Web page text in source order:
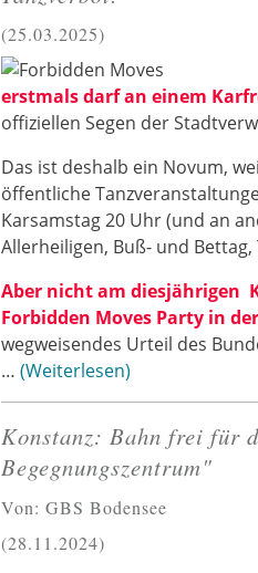
25.03.2025
erstmals darf an einem
offiziellen Segen der
Das ist deshalb ein Novum,
öffentliche
Karsamstag 20 Uhr (und an
Allerheiligen, Buß- und
Aber nicht am diesjährigen
Forbidden Moves Party in
wegweisendes Urteil des
… Weiterlesen
Konstanz: Bahn frei für
Begegnungszentrum"
Von: GBS Bodensee
28.11.2024